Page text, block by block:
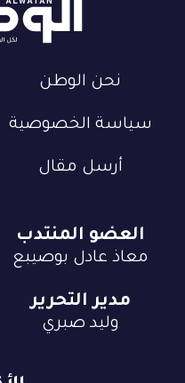
نحن الوطن
سياسة الخصوصية
أرسل مقال
العضو المنتدب
معاذ عادل بوصيبع
مدير التحرير
وليد صبري